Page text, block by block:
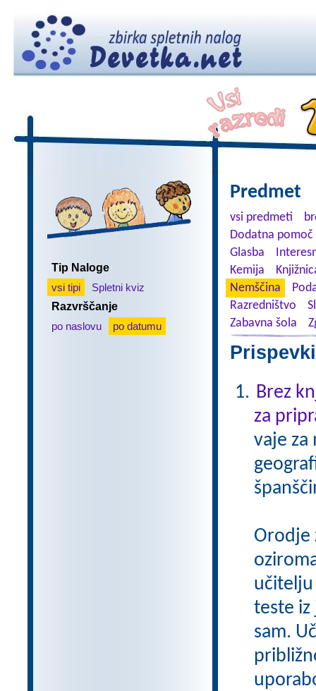
Tip Naloge
vsi tipi
Spletni kviz
Razvrščanje
po naslovu
po datumu
Predmet
vsi predmeti
Dodatna
Glasba
Kemija
Nemščina
Razredništvo
Zabavna šola
Brez
za
vaje za
Orodje
učitelju
teste iz
sam.